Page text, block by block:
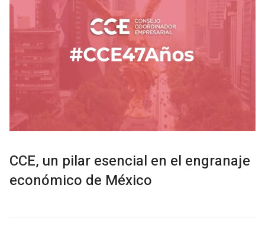
CCE, un pilar esencial en el engranaje
económico de México